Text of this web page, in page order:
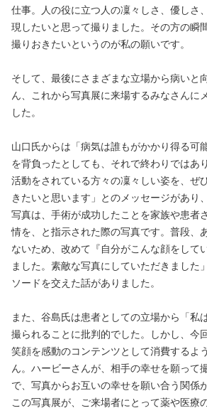
仕事。人の役に立つ人の凜々しさ、優しさ
現したいと思って撮りました。その方の瞬
撮りおきたいというのが私の願いです。
そして、最後にさまざまな立場から病いと
ん、これから写真展に来場するみなさんに
した。
山口氏からは「病気は誰もがかかり得る可
を背負ったとしても、それで終わりではあ
活動をされている方々の凜々しい姿を、ぜ
きたいと思います」とのメッセージがあり
写真は、手術が成功したことを家族や患者
情を、と指示された際の写真です。普段、
ないため、改めて『自分がこんな顔をして
ました。素敵な写真にしていただきました
ソードを交えた話がありました。
また、谷島氏は患者としての立場から「私
撮られることに批判的でした。しかし、今
笑顔を感動のコンテンツとして消費するよ
ん。ハービーさんが、相手の幸せを願って
で、写真からお互いの幸せを願い合う関係
この写真展が、ご来場者にとって薬や医療